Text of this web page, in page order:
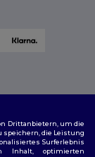
Drittanbietern, um die
speichern, die Leistung
Surferlebnis
Inhalt, optimierten